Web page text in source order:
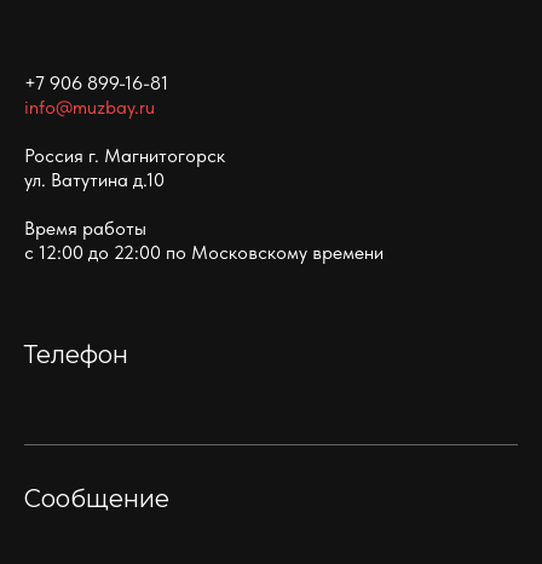
+7 906 899-16-81
info@muzbay.ru
Россия г. Магнитогорск
ул. Ватутина д.10
Время работы
с 12:00 до 22:00 по Московскому времени
Телефон
Сообщение